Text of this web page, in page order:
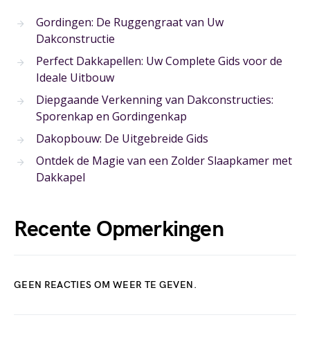
Gordingen: De Ruggengraat van Uw
Dakconstructie
Perfect Dakkapellen: Uw Complete Gids voor de
Ideale Uitbouw
Diepgaande Verkenning van Dakconstructies:
Sporenkap en Gordingenkap
Dakopbouw: De Uitgebreide Gids
Ontdek de Magie van een Zolder Slaapkamer met
Dakkapel
Recente Opmerkingen
GEEN REACTIES OM WEER TE GEVEN.